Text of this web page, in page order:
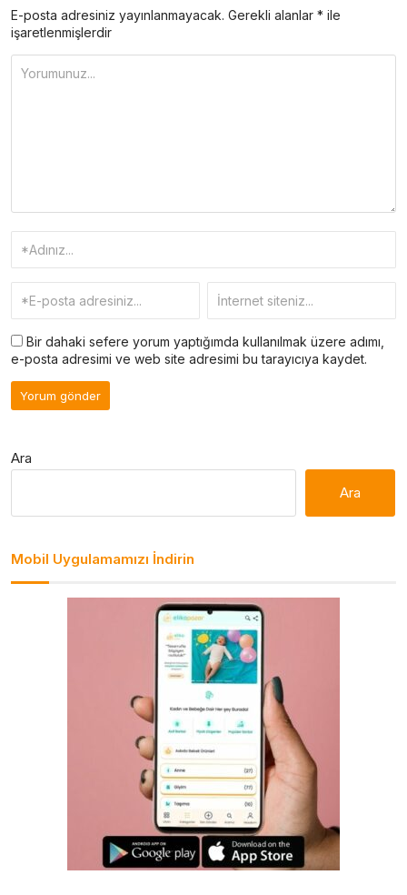
E-posta adresiniz yayınlanmayacak. Gerekli alanlar * ile
işaretlenmişlerdir
Bir dahaki sefere yorum yaptığımda kullanılmak üzere adımı,
e-posta adresimi ve web site adresimi bu tarayıcıya kaydet.
Ara
Ara
Mobil Uygulamamızı İndirin